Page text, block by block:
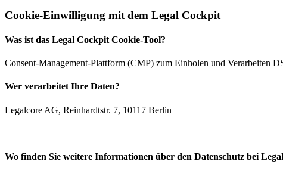
Cookie-Einwilligung mit dem Legal Cockpit
Was ist das Legal Cockpit Cookie-Tool?
Consent-Management-Plattform (CMP) zum Einholen und Verarbeiten
Wer verarbeitet Ihre Daten?
Legalcore AG, Reinhardtstr. 7, 10117 Berlin
Wo finden Sie weitere Informationen über den Datenschutz bei